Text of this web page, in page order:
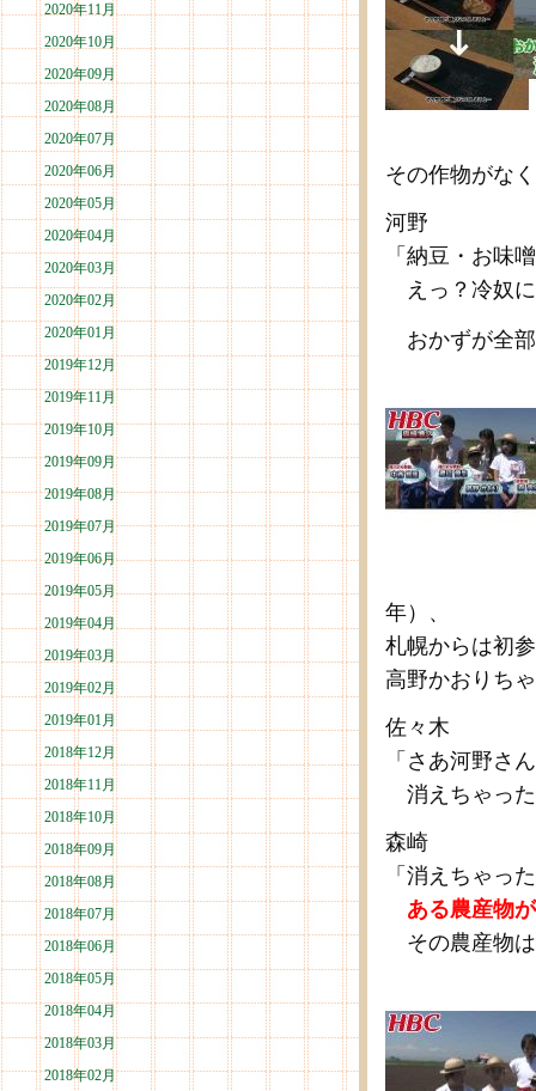
2020年11月
2020年10月
2020年09月
2020年08月
2020年07月
2020年06月
2020年05月
2020年04月
2020年03月
2020年02月
2020年01月
2019年12月
2019年11月
2019年10月
2019年09月
2019年08月
2019年07月
2019年06月
2019年05月
2019年04月
2019年03月
2019年02月
2019年01月
2018年12月
2018年11月
2018年10月
2018年09月
2018年08月
2018年07月
2018年06月
2018年05月
2018年04月
2018年03月
2018年02月
その作物がな
河野
「納豆・お味
えっ？冷奴
おかずが全
年）、
札幌からは初
高野かおりち
佐々木
「さあ河野さ
消えちゃっ
森崎
「消えちゃっ
ある農産物
その農産物